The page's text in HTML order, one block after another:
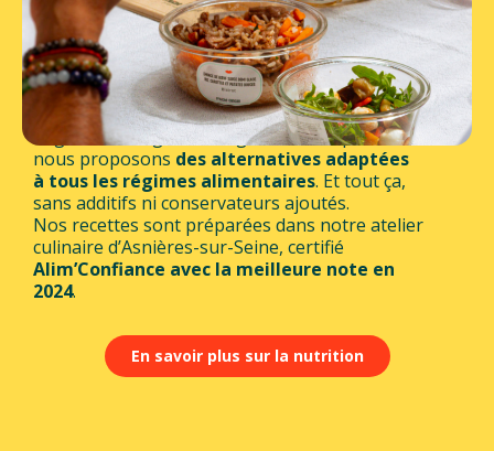
équipe valide chaque plat pour garantir le
respect des recommandations nutritionnelles
journalières. Résultat :90% de nos plats
affichent un Nutri-Score A ou B.
Végétarien, végan, sans gluten, sans porc :
nous proposons des alternatives adaptées
à tous les régimes alimentaires. Et tout ça,
sans additifs ni conservateurs ajoutés.
Nos recettes sont préparées dans notre atelier
culinaire d’Asnières-sur-Seine, certifié
Alim’Confiance avec la meilleure note en
2024.
En savoir plus sur la nutrition